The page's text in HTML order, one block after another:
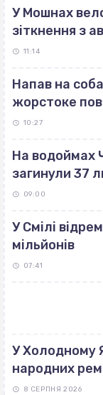
У Мошнах
зіткнення з
11:14
Напав на
жорстоке
10:27
На водоймах
загинули 37
09:00
У Смілі
мільйонів
07:41
У Холодному
народних
8 СЕРПНЯ 2026